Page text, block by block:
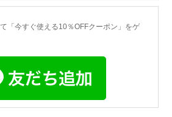
「今すぐ使える10％OFFクーポン」をゲ